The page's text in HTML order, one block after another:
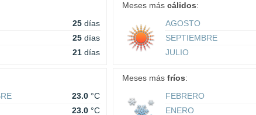
25 días
25 días
21 días
Meses máscálidos:
AGOSTO
SEPTIEMBRE
JULIO
23.0 °C
23.0 °C
Meses másfríos:
FEBRERO
ENERO